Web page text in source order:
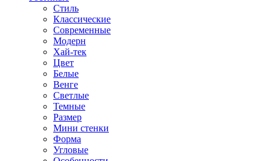
Стиль
Классические
Современные
Модерн
Хай-тек
Цвет
Белые
Венге
Светлые
Темные
Размер
Мини стенки
Форма
Угловые